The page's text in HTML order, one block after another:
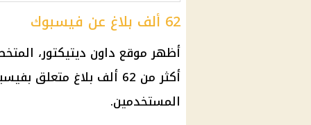
62 ألف بلاغ عن فيسبوك
أظهر موقع داون ديتيكتور،
أكثر من 62 ألف بلاغ
المستخدمين.